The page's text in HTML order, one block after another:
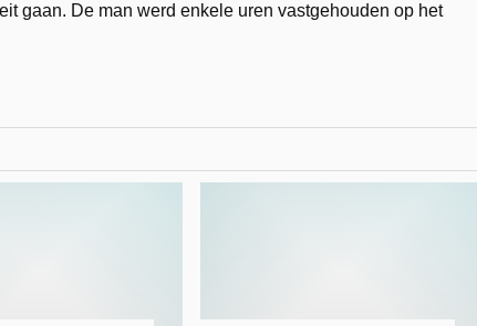
gaan. De man werd enkele uren vastgehouden op het